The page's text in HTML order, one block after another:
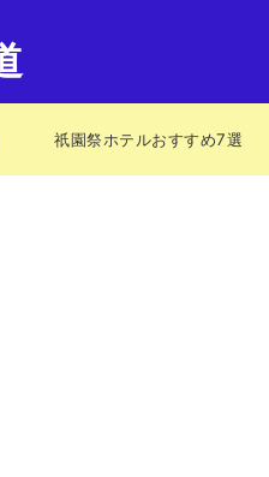
祇園祭ホテルおすすめ7選